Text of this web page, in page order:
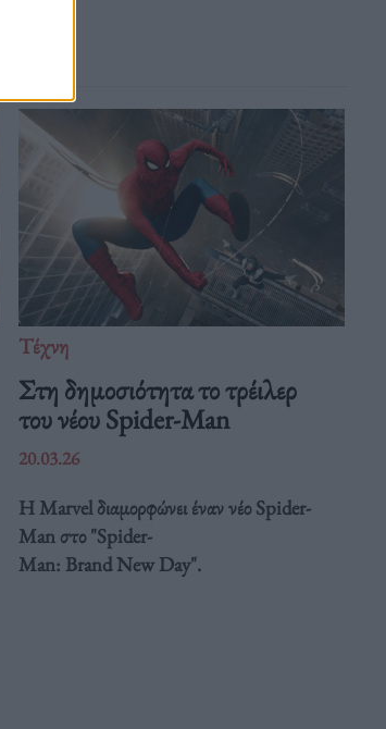
Τέχνη
Στη δημοσιότητα το τρέιλερ
του νέου Spider-Man
20.03.26
Η Marvel διαμορφώνει έναν νέο Spider-
Man στο "Spider-
Man: Brand New Day".